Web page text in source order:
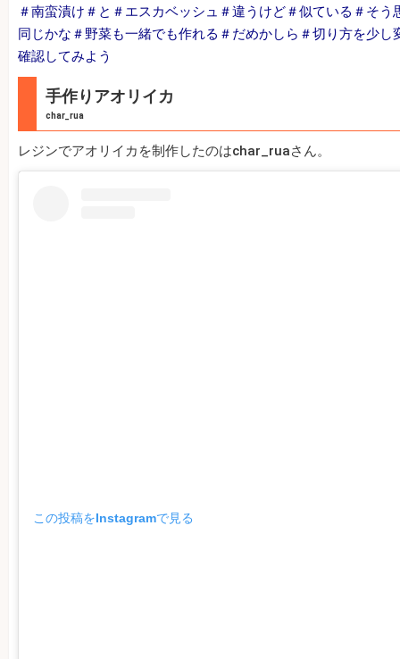
＃南蛮漬け＃と＃エスカベッシュ＃違うけど＃似ている＃そ
同じかな＃野菜も一緒でも作れる＃だめかしら＃切り方を少し
確認してみよう
手作りアオリイカ
char_rua
レジンでアオリイカを制作したのはchar_ruaさん。
この投稿をInstagramで見る